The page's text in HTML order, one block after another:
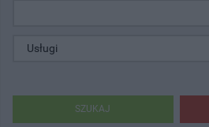
SZUKAJ